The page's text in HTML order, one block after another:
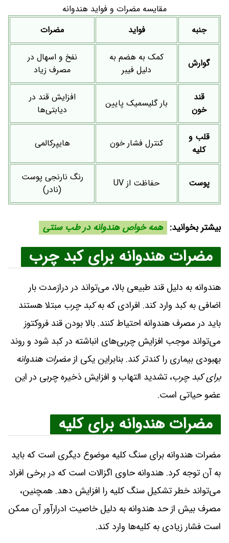
مقایسه مضرات و فواید هندوانه
جنبه
فواید مضرات
گوارش
کمک به هضم به
دلیل فیبر
نفخ و اسهال در
مصرف زیاد
قند
خون
بار گلیسمیک پایین
افزایش قند در
دیابتی‌ها
قلب و
کلیه
کنترل فشار خون هایپرکالمی
پوست حفاظت از UV
رنگ نارنجی پوست
(نادر)
بیشتر بخوانید: همه خواص هندوانه در طب سنتی
مضرات هندوانه برای کبد چرب
هندوانه به دلیل قند طبیعی بالا، می‌تواند در درازمدت بار
اضافی به کبد وارد کند. افرادی که بهکبد چرب مبتلا هستند
باید در مصرف هندوانه احتیاط کنند. بالا بودن قند فروکتوز
می‌تواند موجب افزایش چربی‌های انباشته در کبد شود و روند
بهبودی بیماری را کندتر کند. بنابراین یکی از مضرات هندوانه
برای کبد چرب، تشدید التهاب و افزایش ذخیره چربی در این
عضو حیاتی است.
مضرات هندوانه برای کلیه
مضرات هندوانه برای سنگ کلیه موضوع دیگری است که باید
به آن توجه کرد. هندوانه حاوی اگزالات است که در برخی افراد
می‌تواند خطر تشکیل سنگ کلیه را افزایش دهد. همچنین،
مصرف بیش از حد هندوانه به دلیل خاصیت ادرارآور آن ممکن
است فشار زیادی به کلیه‌ها وارد کند.